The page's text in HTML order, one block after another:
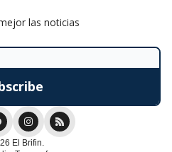
las noticias
El Brifin.